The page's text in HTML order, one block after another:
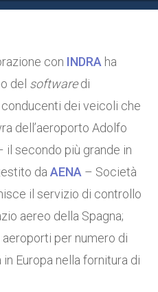
con INDRA ha
del softwaredi
dei veicoli che
dell’aeroporto Adolfo
il secondo più grande in
da AENA – Società
il servizio di controllo
aereo della Spagna;
per numero di
Europa nella fornitura di